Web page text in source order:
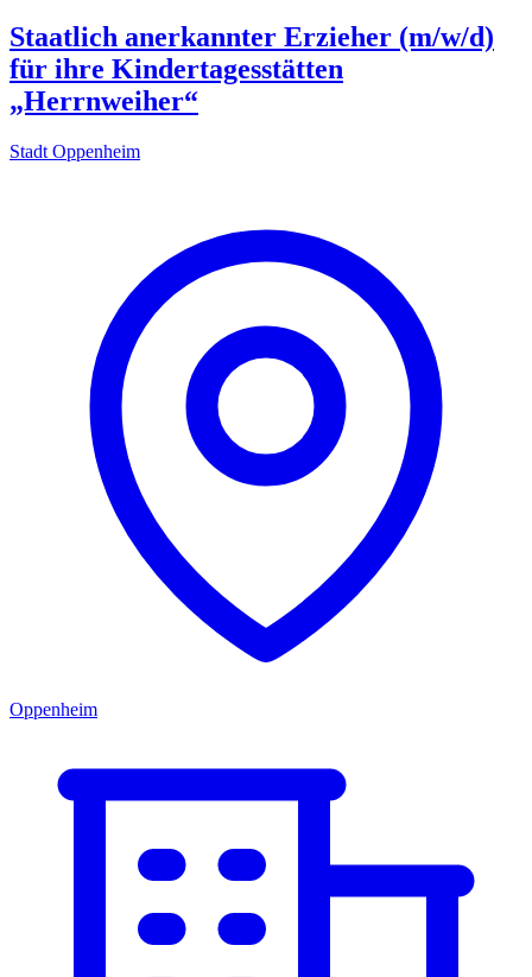
Staatlich anerkannter Erzieher (m/w/d)
für ihre Kindertagesstätten
„Herrnweiher“
Stadt Oppenheim
Oppenheim